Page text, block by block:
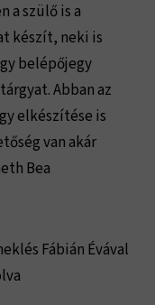
a szülő is a
készít, neki is
belépőjegy
Abban az
elkészítése is
van akár
Bea
Fábián Évával